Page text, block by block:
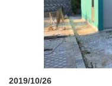
2019/10/26